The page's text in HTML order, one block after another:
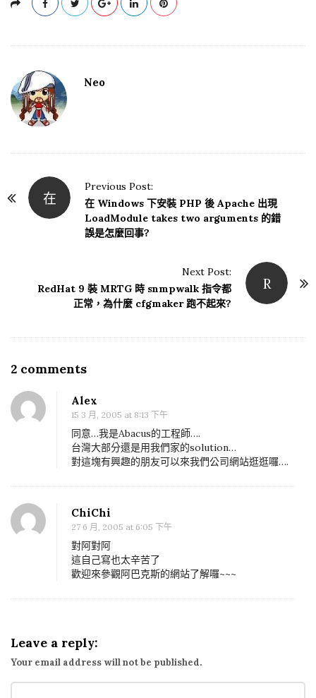
Neo
P
在
Previous Post:
在 Windows 下安裝 PHP 後 Apache 出現
LoadModule takes two arguments 的錯
誤是怎麼回事?
R
Next Post:
RedHat 9 裝 MRTG 時 snmpwalk 指令都
正常，為什麼 cfgmaker 跑不起來?
2 comments
想
做
國
際
線
票
系
統
，
可
這
Alex
15 3 月, 2005 at 8:13 下午
同意…我是Abacus的工程師….
台灣大部分還是用我們家的solution…
對這塊有興趣的朋友可以來我們公司網站逛逛囉….
ChiChi
27 6 月, 2005 at 6:05 下午
對阿對阿
這自己寫也太辛苦了
歡迎來參觀阿巴克斯的網站了解囉~~~
Leave a reply:
Your email address will not be published.